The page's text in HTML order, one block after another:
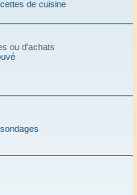
de cuisine
ou d'achats